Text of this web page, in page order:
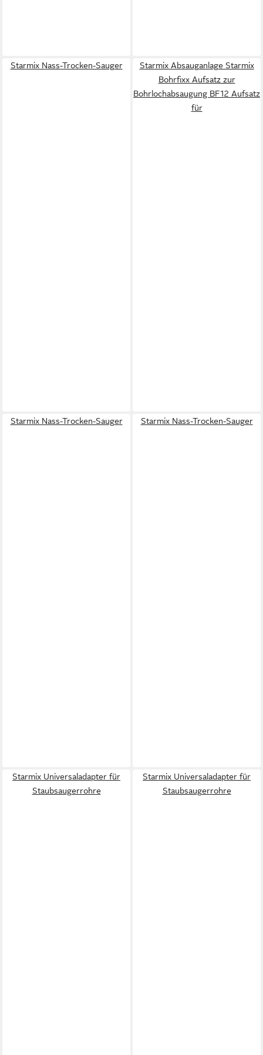
Starmix Nass-Trocken-Sauger
Starmix Absauganlage Starmix
Bohrfixx Aufsatz zur
Bohrlochabsaugung BF12 Aufsatz
für
Starmix Nass-Trocken-Sauger Starmix Nass-Trocken-Sauger
Starmix Universaladapter für
Staubsaugerrohre
Starmix Universaladapter für
Staubsaugerrohre